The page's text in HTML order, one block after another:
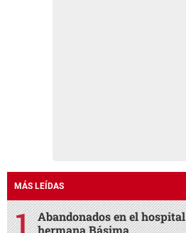
MÁS LEÍDAS
Abandonados en el